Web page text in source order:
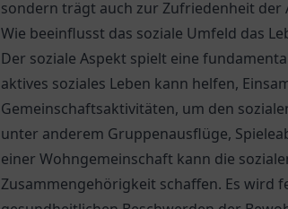
sondern trägt auch zur Zufriedenheit der
Wie beeinflusst das soziale Umfeld das
Der soziale Aspekt spielt eine
aktives soziales Leben kann helfen,
Gemeinschaftsaktivitäten, um den
unter anderem Gruppenausflüge,
einer Wohngemeinschaft kann die
Zusammengehörigkeit schaffen. Es wird